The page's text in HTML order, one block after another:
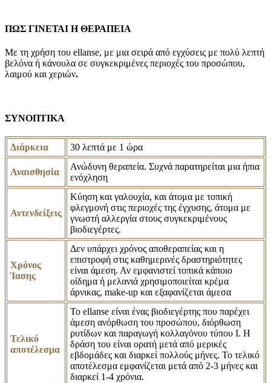
ΠΩΣ ΓΙΝΕΤΑΙ Η ΘΕΡΑΠΕΙΑ
Με τη χρήση του ellanse, με μια σειρά από εγχύσεις με πολύ λεπτή
βελόνα ή κάνουλα σε συγκεκριμένες περιοχές του προσώπου,
λαιμού και χεριών.
ΣΥΝΟΠΤΙΚΑ
Διάρκεια 30 λεπτά με 1 ώρα
Αναισθησία
Ανώδυνη θεραπεία. Συχνά παρατηρείται μια ήπια
ενόχληση
Αντενδείξεις
Kύηση και γαλουχία, και άτομα με τοπική
φλεγμονή στις περιοχές της έγχυσης, άτομα με
γνωστή αλλεργία στους συγκεκριμένους
βιοδιεγέρτες.
Χρόνος
Ίασης
Δεν υπάρχει χρόνος αποθεραπείας και η
επιστροφή στις καθημερινές δραστηριότητες
είναι άμεση. Αν εμφανιστεί τοπικά κάποιο
οίδημα ή μελανιά χρησιμοποιείται κρέμα
άρνικας, make-up και εξαφανίζεται άμεσα
Τελικό
αποτέλεσμα
Το ellanse είναι ένας βιοδιεγέρτης που παρέχει
άμεση ανόρθωση του προσώπου, διόρθωση
ρυτίδων και παραγωγή κολλαγόνου τύπου Ι. Η
δράση του είναι ορατή μετά από μερικές
εβδομάδες και διαρκεί πολλούς μήνες. Το τελικό
αποτέλεσμα εμφανίζεται μετά από 2-3 μήνες και
διαρκεί 1-4 χρόνια.